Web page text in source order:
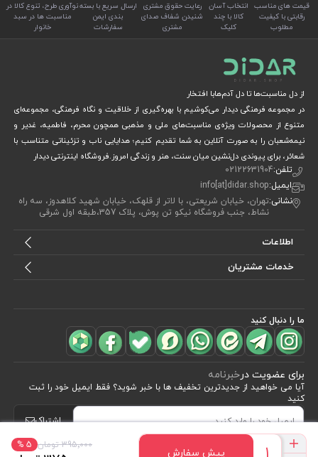
395٬000 تومان 5 %
پیش سفارش
قیمت های مناسب
رقابتی با کیفیت
مطلوب
انتخاب آسان
کالا با چند
کلیک
رعایت حقوق مشتری
شنیدن شفاف صدای
مشتری
ارسال سریع با بسته
بندی ایمن
سفارشات
نوآوری طرح، تنوع کالا در
مناسبت ها در سبد
خانوار
از دل مناسبت‌ها تا دل آدم‌هابا افتخار
در مجموعه فرهنگی دیدار می‌کوشیم با بهره‌گیری از خلاقیت و نگاه فرهنگی، مجموعه‌ای
متنوع از محصولات ویژه‌ی مناسبت‌های ملی و مذهبی همچون محرم، فاطمیه، غدیر و
نیمه‌شعبان را به صورت آنلاین به شما تقدیم کنیم؛ هدایایی ناب و تزئیناتی متناسب با
شعائر، برای پیوندی دل‌نشین میان سنت، هنر و زندگی امروز.فروشگاه اینترنتی دیدار
تلفن:02122631904
ایمیل:info[at]didar.shop
نشانی:تهران، خیابان شریعتی، با لاتر از قلهک، خیابان شهید کلاهدوز، سه راه
نشاط، جنب فروشگاه نیکو تن پوش، پلاک 357،طبقه اول شرقی
اطلاعات
خدمات مشتریان
ما را دنبال کنید
برای عضویت درخبرنامه
آیا می خواهید از جدید‌ترین تخفیف‌ ها با‌ خبر شوید؟ فقط ایمیل خود را ثبت
کنید
اشتراک